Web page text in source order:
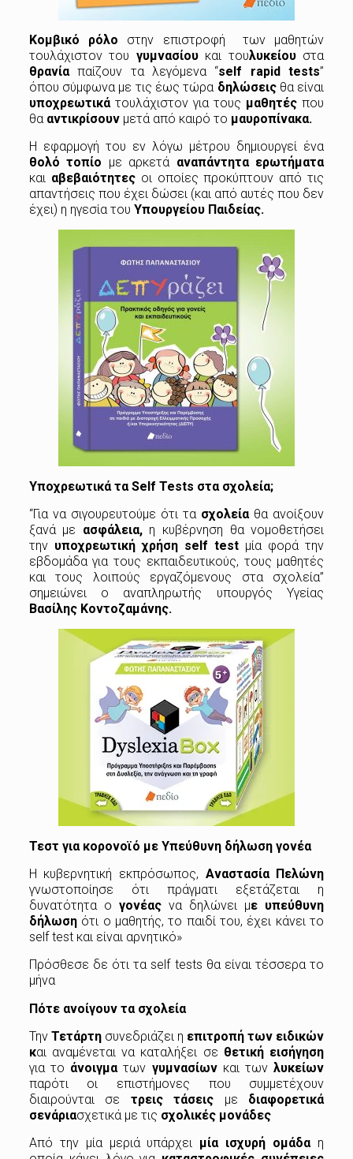
Κομβικό ρόλο στην επιστροφή των μαθητών
τουλάχιστον του γυμνασίου και τουλυκείουστα
θρανίαπαίζουν τα λεγόμενα “self rapid tests”
όπου σύμφωνα με τις έως τώρα δηλώσεις θα είναι
υποχρεωτικάτουλάχιστον για τους μαθητέςπου
θα αντικρίσουν μετά από καιρό το μαυροπίνακα.
Η εφαρμογή του εν λόγω μέτρου δημιουργεί ένα
θολό τοπίο με αρκετά αναπάντητα ερωτήματα
και αβεβαιότητες οι οποίες προκύπτουν από τις
απαντήσεις που έχει δώσει (και από αυτές που δεν
έχει) η ηγεσία του Υπουργείου Παιδείας.
Υποχρεωτικά τα Self Tests στα σχολεία;
“Για να σιγουρευτούμε ότι τα σχολεία θα ανοίξουν
ξανά με ασφάλεια,η κυβέρνηση θα νομοθετήσει
την υποχρεωτική χρήση self test μία φορά την
εβδομάδα για τους εκπαιδευτικούς, τους μαθητές
και τους λοιπούς εργαζόμενους στα σχολεία”
σημειώνει ο αναπληρωτής υπουργός Υγείας
Βασίλης Κοντοζαμάνης.
Τεστ για κορονοϊό με Υπεύθυνη δήλωση γονέα
Η κυβερνητική εκπρόσωπος, Αναστασία Πελώνη
γνωστοποίησε ότι πράγματι εξετάζεται η
δυνατότητα ο γονέαςνα δηλώνει με υπεύθυνη
δήλωσηότι ο μαθητής, το παιδί του, έχει κάνει το
self test και είναι αρνητικό»
Πρόσθεσε δε ότι τα self tests θα είναι τέσσερα το
μήνα
Πότε ανοίγουν τα σχολεία
Την Τετάρτη συνεδριάζει η επιτροπή των ειδικών
και αναμένεται να καταλήξει σε θετική εισήγηση
για το άνοιγματων γυμνασίωνκαι τωνλυκείων
παρότι οι επιστήμονες που συμμετέχουν
διαιρούνται σε τρεις τάσεις με διαφορετικά
σενάριασχετικά με τις σχολικές μονάδες
Από την μία μεριά υπάρχει μία ισχυρή ομάδα η